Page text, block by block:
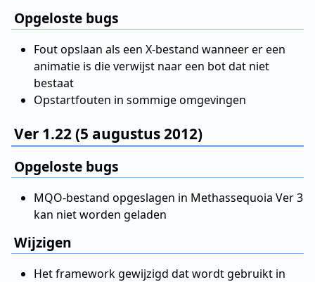
Opgeloste bugs
Fout opslaan als een X-bestand wanneer er een
animatie is die verwijst naar een bot dat niet
bestaat
Opstartfouten in sommige omgevingen
Ver 1.22 (5 augustus 2012)
Opgeloste bugs
MQO-bestand opgeslagen in Methassequoia Ver 3
kan niet worden geladen
Wijzigen
Het framework gewijzigd dat wordt gebruikt in